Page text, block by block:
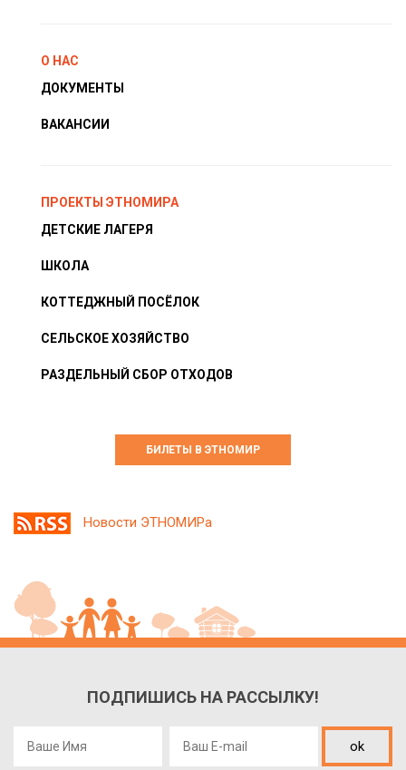
О НАС
ДОКУМЕНТЫ
ВАКАНСИИ
ПРОЕКТЫ ЭТНОМИРА
ДЕТСКИЕ ЛАГЕРЯ
ШКОЛА
КОТТЕДЖНЫЙ ПОСЁЛОК
СЕЛЬСКОЕ ХОЗЯЙСТВО
РАЗДЕЛЬНЫЙ СБОР ОТХОДОВ
БИЛЕТЫ В ЭТНОМИР
Новости ЭТНОМИРа
ПОДПИШИСЬ НА РАССЫЛКУ!
ok